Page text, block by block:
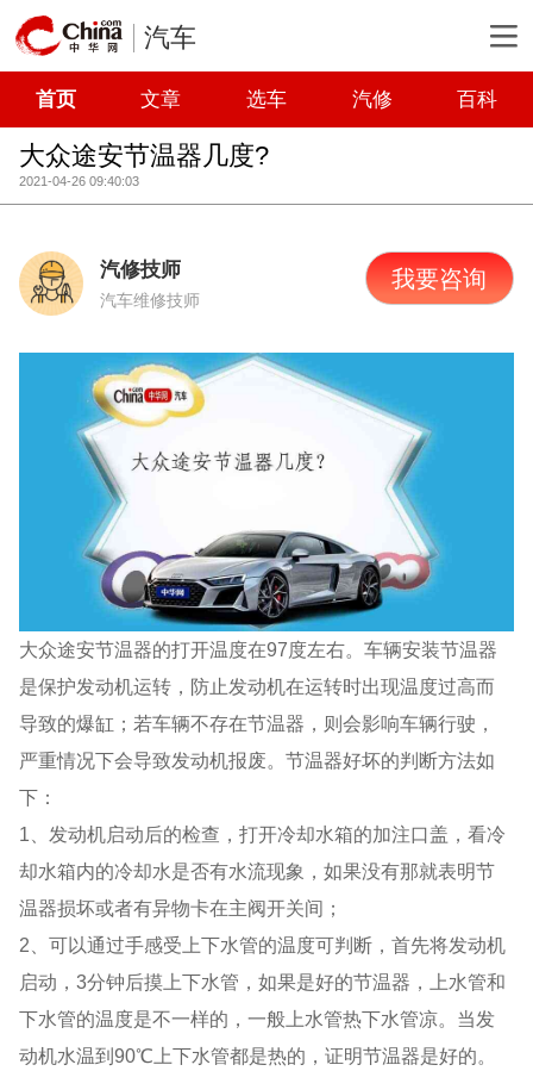
汽车
首页 文章 选车 汽修 百科
大众途安节温器几度?
2021-04-26 09:40:03
汽修技师
汽车维修技师
我要咨询
大众途安节温器的打开温度在97度左右。车辆安装节温器
是保护发动机运转，防止发动机在运转时出现温度过高而
导致的爆缸；若车辆不存在节温器，则会影响车辆行驶，
严重情况下会导致发动机报废。节温器好坏的判断方法如
下：
1、发动机启动后的检查，打开冷却水箱的加注口盖，看冷
却水箱内的冷却水是否有水流现象，如果没有那就表明节
温器损坏或者有异物卡在主阀开关间；
2、可以通过手感受上下水管的温度可判断，首先将发动机
启动，3分钟后摸上下水管，如果是好的节温器，上水管和
下水管的温度是不一样的，一般上水管热下水管凉。当发
动机水温到90℃上下水管都是热的，证明节温器是好的。